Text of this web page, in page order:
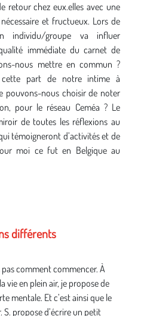
retour chez eux.elles avec une
et fructueux. Lors de
individu/groupe va influer
immédiate du carnet de
nous mettre en commun ?
cette part de notre intime à
pouvons-nous choisir de noter
pour le réseau Ceméa ? Le
de toutes les réflexions au
témoigneront d’activités et de
moi ce fut en Belgique au
différents
comment commencer. À
vie en plein air, je propose de
mentale. Et c’est ainsi que le
propose d’écrire un petit